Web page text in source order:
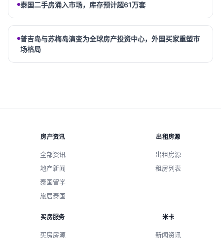
泰国二手房涌入市场，库存预计超61万套
普吉岛与苏梅岛演变为全球房产投资中心，外国买家重塑市
场格局
房产资讯
全部资讯
地产新闻
泰国留学
旅居泰国
出租房源
出租房源
租房列表
买房服务
买房房源
米卡
新闻资讯